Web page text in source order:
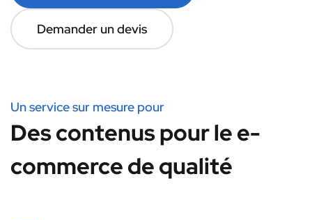
Demander un devis
Un service sur mesure pour
Des contenus pour le e-
commerce de qualité